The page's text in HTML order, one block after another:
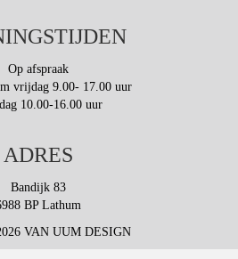
Op afspraak
vrijdag 9.00- 17.00 uur
10.00-16.00 uur
ADRES
Bandijk 83
BP Lathum
VAN UUM DESIGN